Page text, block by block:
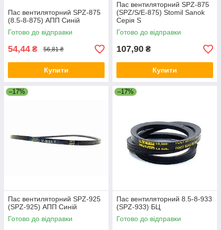
Пас вентиляторний SPZ-875
(8.5-8-875) АПП Синій
Готово до відправки
54,44 ₴ 56,81 ₴
Купити
Пас вентиляторний SPZ-875
(SPZ/S/E-875) Stomil Sanok
Серія S
Готово до відправки
107,90 ₴
Купити
–17%
Пас вентиляторний SPZ-925
(SPZ-925) АПП Синій
Готово до відправки
–17%
Пас вентиляторний 8.5-8-933
(SPZ-933) БЦ
Готово до відправки